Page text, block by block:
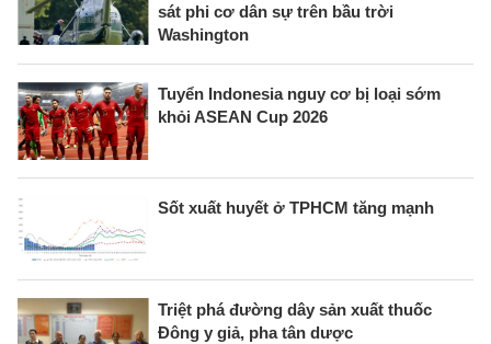
sát phi cơ dân sự trên bầu trời
Washington
Tuyển Indonesia nguy cơ bị loại sớm
khỏi ASEAN Cup 2026
Sốt xuất huyết ở TPHCM tăng mạnh
Triệt phá đường dây sản xuất thuốc
Đông y giả, pha tân dược